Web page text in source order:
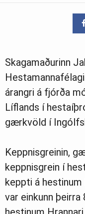
Greinasafn
Ljósmyndasafn
Skagamaðurinn
árangri á fjórða
Líflands í
gærkvöld í
Keppnisgreinin,
keppnisgrein í
keppti á
var einkunn